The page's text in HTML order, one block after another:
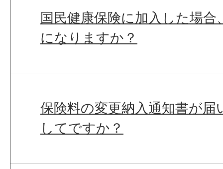
国民健康保険に加入した場
になりますか？
保険料の変更納入通知書が
してですか？